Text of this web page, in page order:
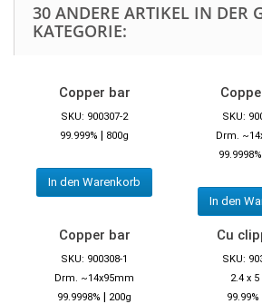
30 ANDERE ARTIKEL IN DER
KATEGORIE:
Copper bar
SKU: 900307-2
99.999% | 800g
In den Warenkorb
SKU:
Drm.
99.9998%
In den
Copper bar
SKU: 900308-1
Drm. ~14x95mm
99.9998% | 200g
Cu
SKU:
2.4 x
99.99%